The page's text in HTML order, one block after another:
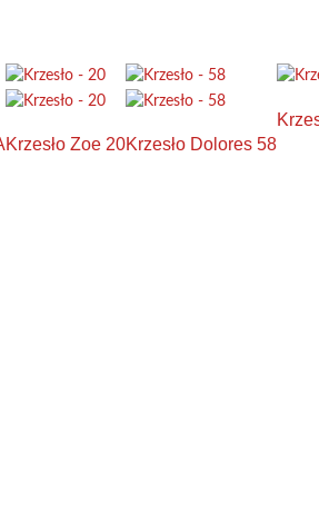
Krzesło Zoe 20Krzesło Dolores 58